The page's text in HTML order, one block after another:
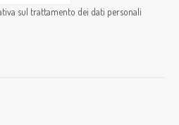
sul trattamento dei dati personali